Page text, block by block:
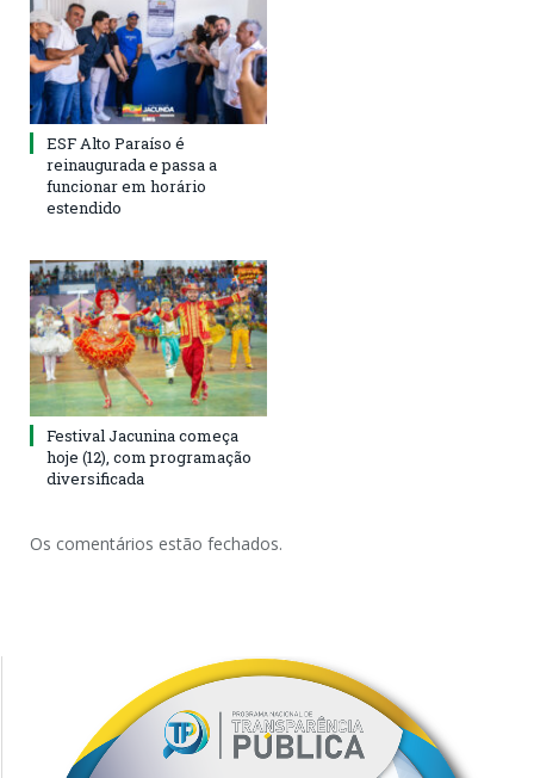
ESF Alto Paraíso é
reinaugurada e passa a
funcionar em horário
estendido
Festival Jacunina começa
hoje (12), com programação
diversificada
Os comentários estão fechados.